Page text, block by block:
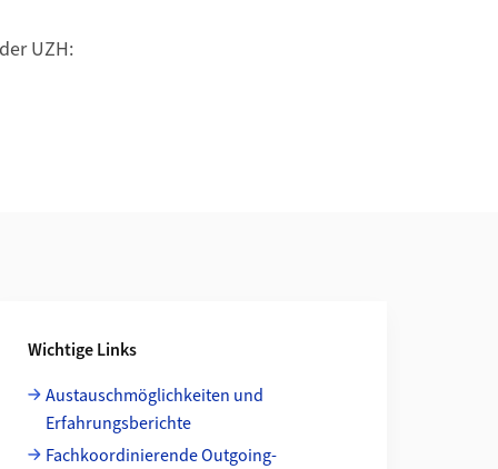
UZH:
Wichtige Links
Austauschmöglichkeiten und
Erfahrungsberichte
Fachkoordinierende Outgoing-